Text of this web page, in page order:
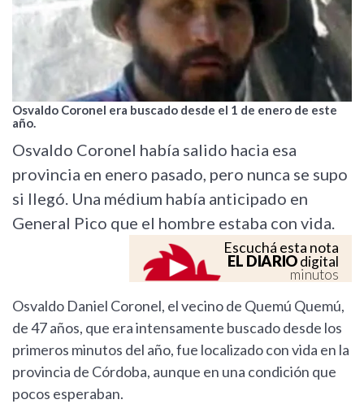
Osvaldo Coronel era buscado desde el 1 de enero de este
año.
Osvaldo Coronel había salido hacia esa
provincia en enero pasado, pero nunca se supo
si llegó. Una médium había anticipado en
General Pico que el hombre estaba con vida.
Escuchá esta nota
EL DIARIOdigital
minutos
Osvaldo Daniel Coronel, el vecino de Quemú Quemú,
de 47 años, que era intensamente buscado desde los
primeros minutos del año, fue localizado con vida en la
provincia de Córdoba, aunque en una condición que
pocos esperaban.